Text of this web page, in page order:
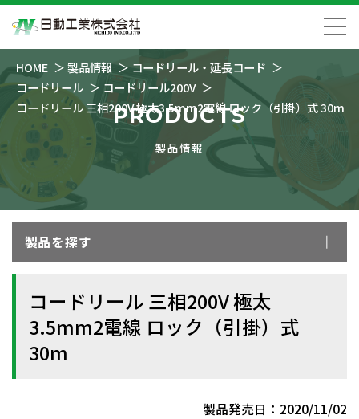
HOME 製品情報
コードリール・延長コード
コードリール
コードリール200V
コードリール 三相200V 極太3.5mm2電線 ロック（引掛）式 30m
PRODUCTS
製品情報
製品を探す
コードリール 三相200V 極太
3.5mm2電線 ロック（引掛）式
30m
製品発売日：2020/11/02